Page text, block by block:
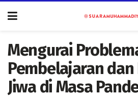
Mengurai
Pembelajaran
Jiwa di Masa